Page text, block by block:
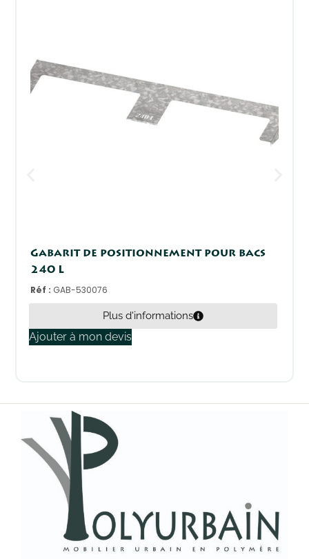
Gabarit de positionnement pour bacs
240 L
Réf : GAB-530076
Plus d'informations
Ajouter à mon devis